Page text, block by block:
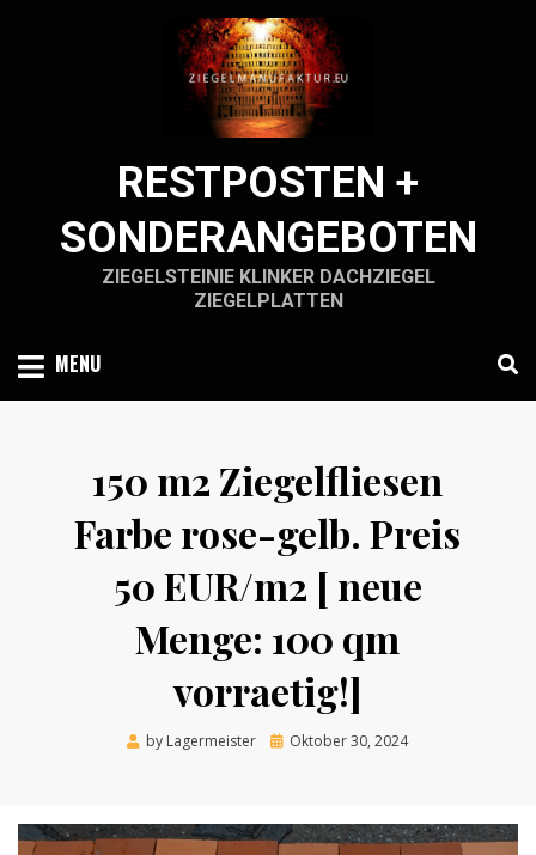
RESTPOSTEN +
SONDERANGEBOTEN
ZIEGELSTEINIE KLINKER DACHZIEGEL
ZIEGELPLATTEN
MENU
150 m2 Ziegelfliesen
Farbe rose-gelb. Preis
50 EUR/m2 [ neue
Menge: 100 qm
vorraetig!]
by Lagermeister
Posted
Oktober 30, 2024